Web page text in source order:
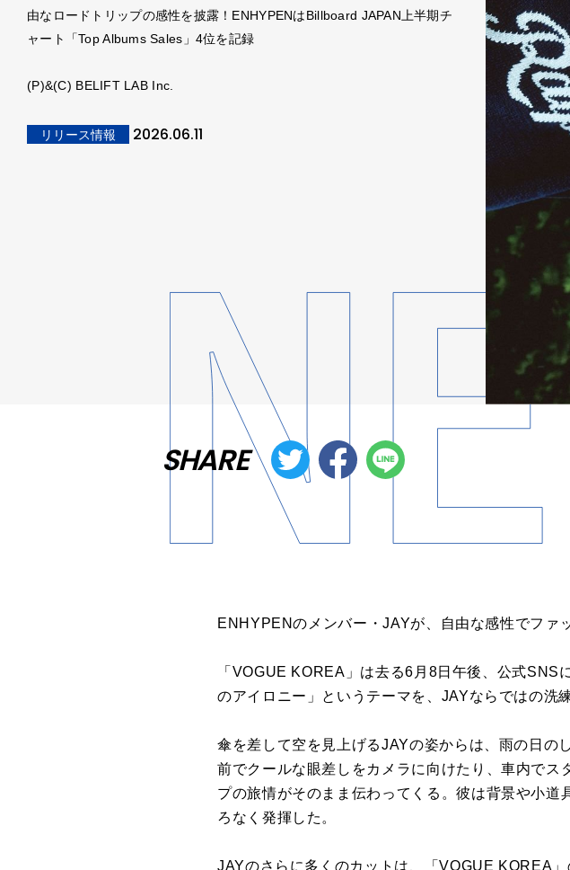
由なロードトリップの感性を披露！ENHYPENはBillboard JAPAN上半期チ
ャート「Top Albums Sales」4位を記録
(P)&(C) BELIFT LAB Inc.
リリース情報 2026.06.11
SHARE
ENHYPENのメンバー・JAYが、自由な感性でファ
「VOGUE KOREA」は去る6月8日午後、公式
のアイロニー」というテーマを、JAYならではの洗
傘を差して空を見上げるJAYの姿からは、雨の日の
前でクールな眼差しをカメラに向けたり、車内で
プの旅情がそのまま伝わってくる。彼は背景や小道
ろなく発揮した。
JAYのさらに多くのカットは、「VOGUE KOREA